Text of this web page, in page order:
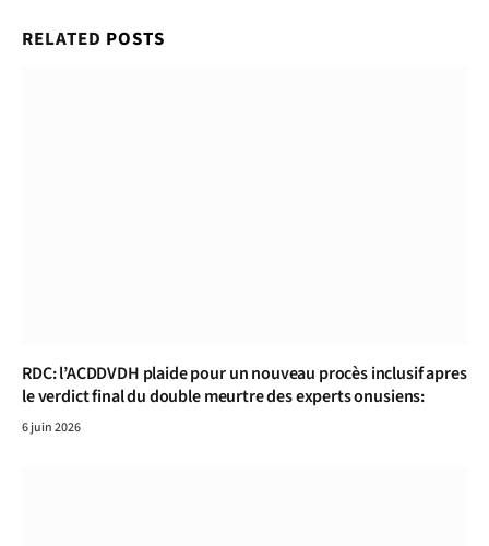
RELATED POSTS
RDC: l’ACDDVDH plaide pour un nouveau procès inclusif apres
le verdict final du double meurtre des experts onusiens:
6 juin 2026